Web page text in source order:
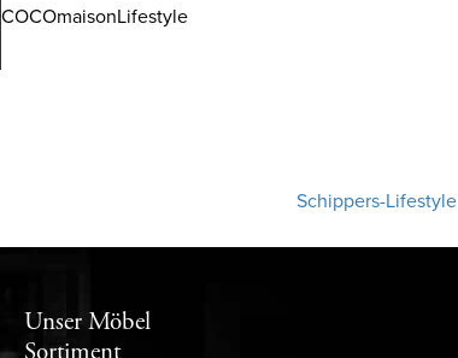
COCOmaisonLifestyle
Unser Möbel
Sortiment
Schippers-Lifestyle